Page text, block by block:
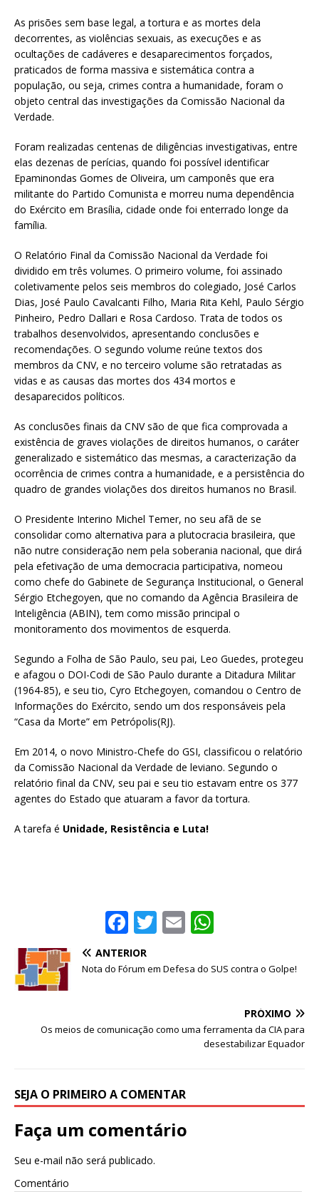
As prisões sem base legal, a tortura e as mortes dela
decorrentes, as violências sexuais, as execuções e as
ocultações de cadáveres e desaparecimentos forçados,
praticados de forma massiva e sistemática contra a
população, ou seja, crimes contra a humanidade, foram o
objeto central das investigações da Comissão Nacional da
Verdade.
Foram realizadas centenas de diligências investigativas, entre
elas dezenas de perícias, quando foi possível identificar
Epaminondas Gomes de Oliveira, um camponês que era
militante do Partido Comunista e morreu numa dependência
do Exército em Brasília, cidade onde foi enterrado longe da
família.
O Relatório Final da Comissão Nacional da Verdade foi
dividido em três volumes. O primeiro volume, foi assinado
coletivamente pelos seis membros do colegiado, José Carlos
Dias, José Paulo Cavalcanti Filho, Maria Rita Kehl, Paulo Sérgio
Pinheiro, Pedro Dallari e Rosa Cardoso. Trata de todos os
trabalhos desenvolvidos, apresentando conclusões e
recomendações. O segundo volume reúne textos dos
membros da CNV, e no terceiro volume são retratadas as
vidas e as causas das mortes dos 434 mortos e
desaparecidos políticos.
As conclusões finais da CNV são de que fica comprovada a
existência de graves violações de direitos humanos, o caráter
generalizado e sistemático das mesmas, a caracterização da
ocorrência de crimes contra a humanidade, e a persistência do
quadro de grandes violações dos direitos humanos no Brasil.
O Presidente Interino Michel Temer, no seu afã de se
consolidar como alternativa para a plutocracia brasileira, que
não nutre consideração nem pela soberania nacional, que dirá
pela efetivação de uma democracia participativa, nomeou
como chefe do Gabinete de Segurança Institucional, o General
Sérgio Etchegoyen, que no comando da Agência Brasileira de
Inteligência (ABIN), tem como missão principal o
monitoramento dos movimentos de esquerda.
Segundo a Folha de São Paulo, seu pai, Leo Guedes, protegeu
e afagou o DOI-Codi de São Paulo durante a Ditadura Militar
(1964-85), e seu tio, Cyro Etchegoyen, comandou o Centro de
Informações do Exército, sendo um dos responsáveis pela
“Casa da Morte” em Petrópolis(RJ).
Em 2014, o novo Ministro-Chefe do GSI, classificou o relatório
da Comissão Nacional da Verdade de leviano. Segundo o
relatório final da CNV, seu pai e seu tio estavam entre os 377
agentes do Estado que atuaram a favor da tortura.
A tarefa é Unidade, Resistência e Luta!
F
a
c
o
k
T
it
E
ai at
p
ANTERIOR
Nota do Fórum em Defesa do SUS contra o Golpe!
PRÓXIMO
Os meios de comunicação como uma ferramenta da CIA para
desestabilizar Equador
SEJA O PRIMEIRO A COMENTAR
Faça um comentário
Seu e-mail não será publicado.
Comentário